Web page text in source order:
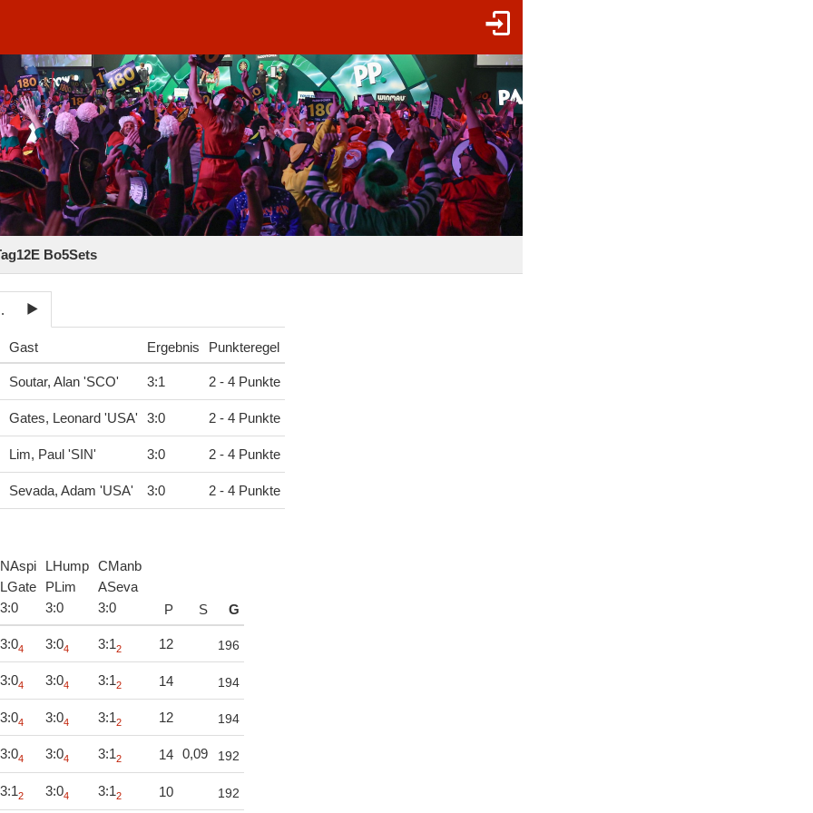
Bo5Sets
Gast Ergebnis Punkteregel
Soutar, Alan 'SCO' 3:1 2 - 4 Punkte
Gates, Leonard 'USA' 3:0 2 - 4 Punkte
Lim, Paul 'SIN' 3:0 2 - 4 Punkte
Sevada, Adam 'USA' 3:0 2 - 4 Punkte
NAspi
LGate
3:0
LHump
PLim
3:0
CManb
ASeva
3:0 P S G
3:04 3:04 3:12 12 196
3:04 3:04 3:12 14 194
3:04 3:04 3:12 12 194
3:04 3:04 3:12 14 0,09 192
3:12 3:04 3:12 10 192